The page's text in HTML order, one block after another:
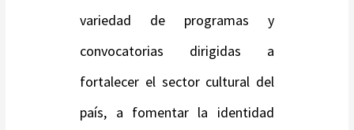
variedad de programas y
convocatorias dirigidas a
fortalecer el sector cultural del
país, a fomentar la identidad